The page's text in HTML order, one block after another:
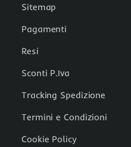
Sitemap
Pagamenti
Resi
Sconti P.Iva
Tracking Spedizione
Termini e Condizioni
Cookie Policy